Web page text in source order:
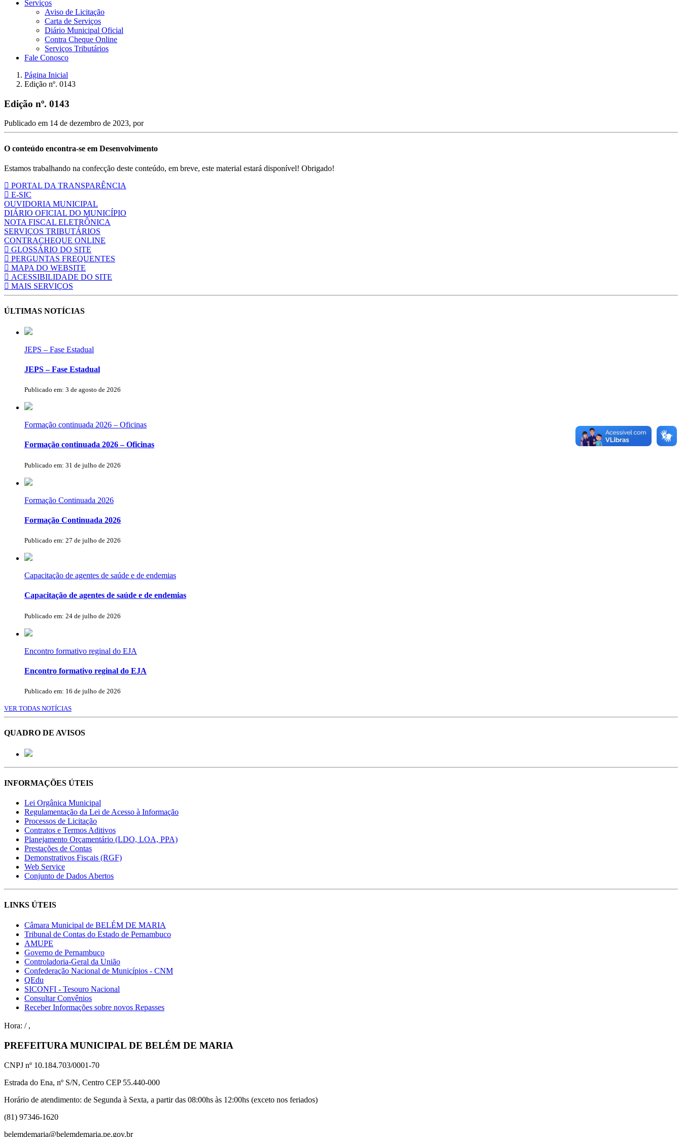
Serviços
Aviso de Licitação
Carta de Serviços
Diário Municipal Oficial
Contra Cheque Online
Serviços Tributários
Fale Conosco
Página Inicial
Edição nº. 0143
Edição nº. 0143
Publicado em 14 de dezembro de 2023, por
O conteúdo encontra-se em Desenvolvimento
Estamos trabalhando na confecção deste conteúdo, em breve, este material estará disponível! Obrigado!
PORTAL DA TRANSPARÊNCIA
E-SIC
OUVIDORIA MUNICIPAL
DIÁRIO OFICIAL DO MUNICÍPIO
NOTA FISCAL ELETRÔNICA
SERVIÇOS TRIBUTÁRIOS
CONTRACHEQUE ONLINE
GLOSSÁRIO DO SITE
PERGUNTAS FREQUENTES
MAPA DO WEBSITE
ACESSIBILIDADE DO SITE
MAIS SERVIÇOS
ÚLTIMAS NOTÍCIAS
JEPS – Fase Estadual
JEPS – Fase Estadual
Publicado em: 3 de agosto de 2026
Formação continuada 2026 – Oficinas
Formação continuada 2026 – Oficinas
Publicado em: 31 de julho de 2026
Formação Continuada 2026
Formação Continuada 2026
Publicado em: 27 de julho de 2026
Capacitação de agentes de saúde e de endemias
Capacitação de agentes de saúde e de endemias
Publicado em: 24 de julho de 2026
Encontro formativo reginal do EJA
Encontro formativo reginal do EJA
Publicado em: 16 de julho de 2026
VER TODAS NOTÍCIAS
QUADRO DE AVISOS
INFORMAÇÕES ÚTEIS
Lei Orgânica Municipal
Regulamentação da Lei de Acesso à Informação
Processos de Licitação
Contratos e Termos Aditivos
Planejamento Orçamentário (LDO, LOA, PPA)
Prestações de Contas
Demonstrativos Fiscais (RGF)
Web Service
Conjunto de Dados Abertos
LINKS ÚTEIS
Câmara Municipal de BELÉM DE MARIA
Tribunal de Contas do Estado de Pernambuco
AMUPE
Governo de Pernambuco
Controladoria-Geral da União
Confederação Nacional de Municípios - CNM
QEdu
SICONFI - Tesouro Nacional
Consultar Convênios
Receber Informações sobre novos Repasses
Hora: / ,
PREFEITURA MUNICIPAL DE BELÉM DE MARIA
CNPJ nº 10.184.703/0001-70
Estrada do Ena, nº S/N, Centro CEP 55.440-000
Horário de atendimento: de Segunda à Sexta, a partir das 08:00hs às 12:00hs (exceto nos feriados)
(81) 97346-1620
belemdemaria@belemdemaria.pe.gov.br